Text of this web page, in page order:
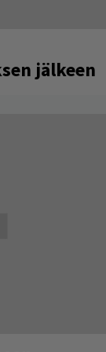
jälkeen